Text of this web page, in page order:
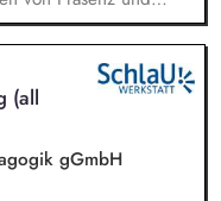
Tagen und erstellst
schlau-lernen.org.
dabei auf den
und
(all
gGmbH